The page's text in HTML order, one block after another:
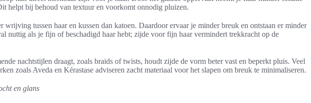
helpt bij behoud van textuur en voorkomt onnodig pluizen.
wrijving tussen haar en kussen dan katoen. Daardoor ervaar je minder breuk en ontstaan er minder
nuttig als je fijn of beschadigd haar hebt; zijde voor fijn haar vermindert trekkracht op de
nachtstijlen draagt, zoals braids of twists, houdt zijde de vorm beter vast en beperkt pluis. Veel
zoals Aveda en Kérastase adviseren zacht materiaal voor het slapen om breuk te minimaliseren.
en glans